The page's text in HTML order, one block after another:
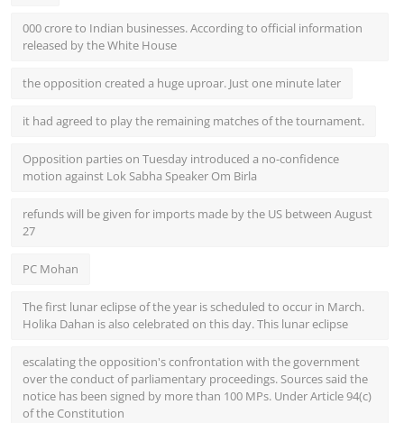
000 crore to Indian businesses. According to official information
released by the White House
the opposition created a huge uproar. Just one minute later
it had agreed to play the remaining matches of the tournament.
Opposition parties on Tuesday introduced a no-confidence
motion against Lok Sabha Speaker Om Birla
refunds will be given for imports made by the US between August
27
PC Mohan
The first lunar eclipse of the year is scheduled to occur in March.
Holika Dahan is also celebrated on this day. This lunar eclipse
escalating the opposition's confrontation with the government
over the conduct of parliamentary proceedings. Sources said the
notice has been signed by more than 100 MPs. Under Article 94(c)
of the Constitution